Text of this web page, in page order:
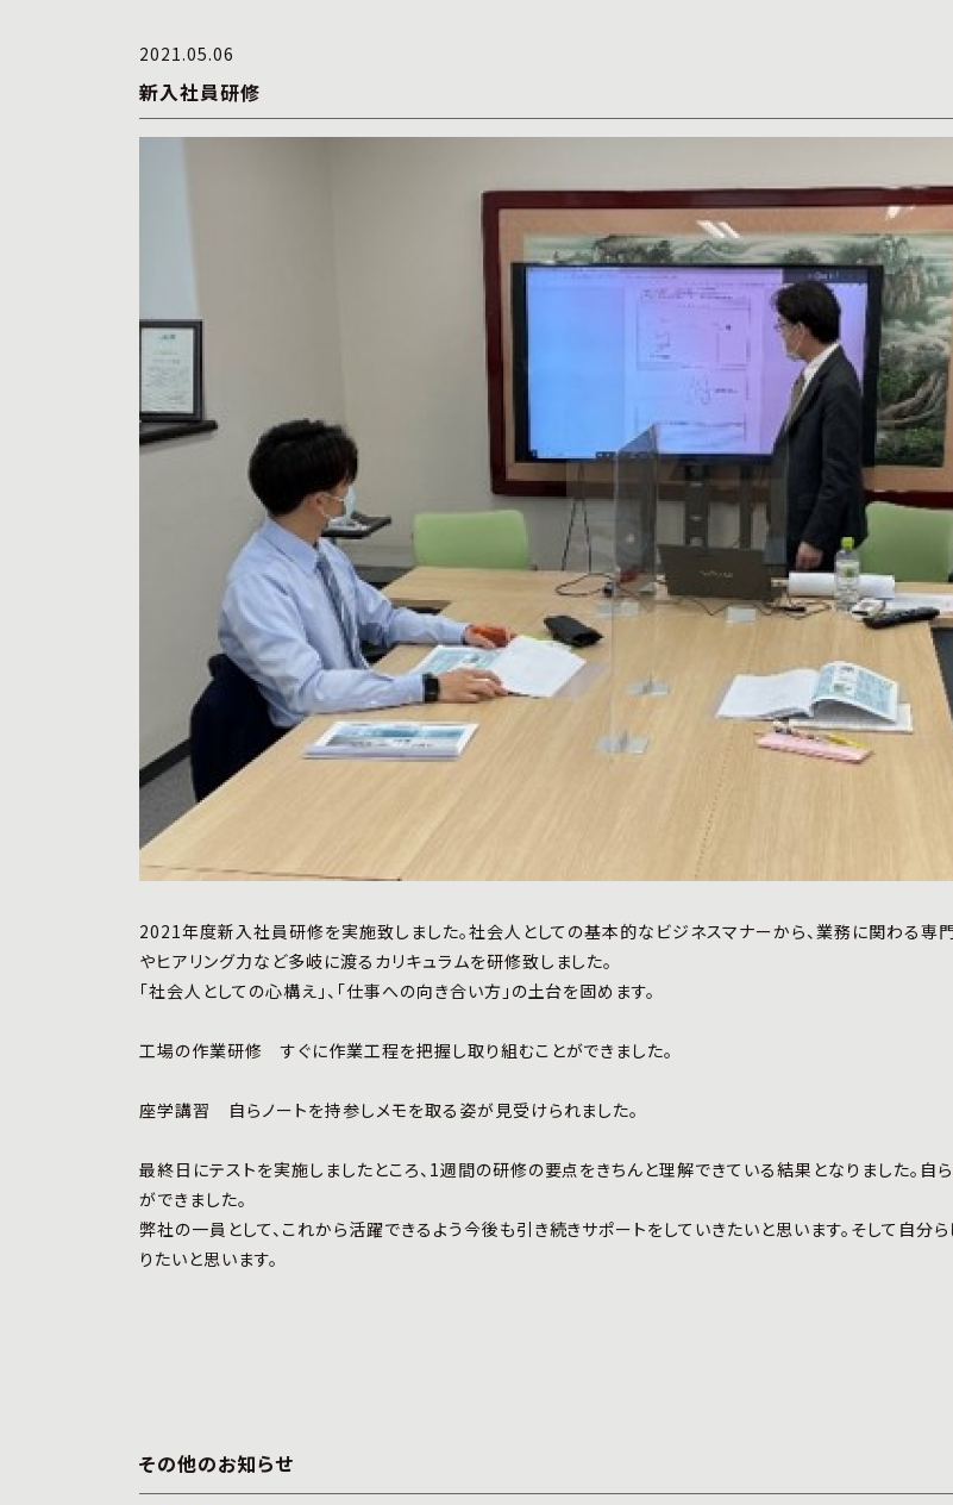
2021.05.06
新入社員研修
2021年度新入社員研修を実施致しました。社会人としての基本的なビジネスマナーから、業務に関わる専
やヒアリング力など多岐に渡るカリキュラムを研修致しました。
「社会人としての心構え」、「仕事への向き合い方」の土台を固めます。
工場の作業研修 すぐに作業工程を把握し取り組むことができました。
座学講習 自らノートを持参しメモを取る姿が見受けられました。
最終日にテストを実施しましたところ、1週間の研修の要点をきちんと理解できている結果となりました。
ができました。
弊社の一員として、これから活躍できるよう今後も引き続きサポートをしていきたいと思います。そして自分
りたいと思います。
その他のお知らせ